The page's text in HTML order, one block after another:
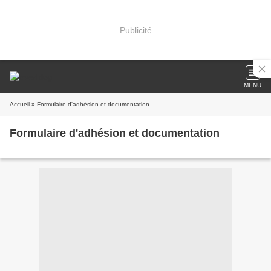
Publicité
MENU
Accueil » Formulaire d'adhésion et documentation
Formulaire d'adhésion et documentation